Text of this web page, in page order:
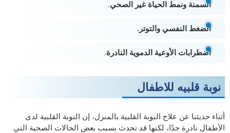
السمنة ونمط الحياة غير الصحي.
الضغط النفسي والتوتر.
اضطرابات الأوعية الدموية النادرة.
نوبة قلبيه للاطفال
أثناء حديثنا عن علاج النوبة القلبية بالمنزل، إن النوبة القلبية لدى
الأطفال نادرة جدًا، لكنها قد تحدث بسبب بعض الحالات الصحية التي